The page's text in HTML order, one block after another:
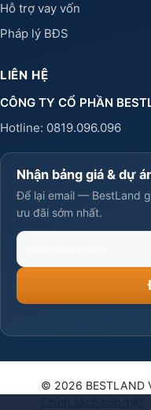
Hỗ trợ vay vốn
Pháp lý BĐS
LIÊN HỆ
CÔNG TY CỔ PHẦN
Hotline: 0819.096.096
Nhận bảng giá & dự
Để lại email — BestLand
ưu đãi sớm nhất.
Email
bạn
© 2026 BESTLAND